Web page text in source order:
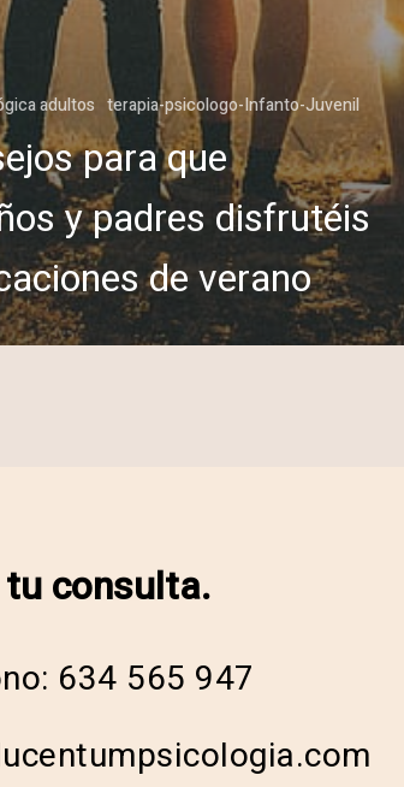
adultos terapia-psicologo-Infanto-Juvenil
para que
y padres disfrutéis
de verano
tu consulta.
634 565 947